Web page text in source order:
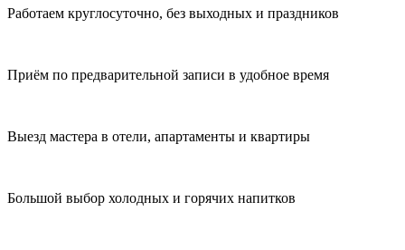
Работаем круглосуточно, без выходных и праздников
Приём по предварительной записи в удобное время
Выезд мастера в отели, апартаменты и квартиры
Большой выбор холодных и горячих напитков